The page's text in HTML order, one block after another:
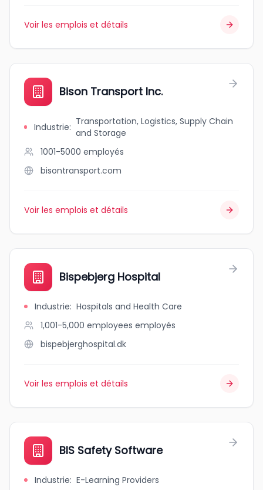
Voir les emplois et détails
Bison Transport Inc.
Industrie: Transportation, Logistics, Supply Chain
and Storage
1001-5000 employés
bisontransport.com
Voir les emplois et détails
Bispebjerg Hospital
Industrie: Hospitals and Health Care
1,001-5,000 employees employés
bispebjerghospital.dk
Voir les emplois et détails
BIS Safety Software
Industrie: E-Learning Providers